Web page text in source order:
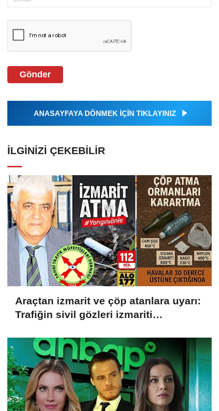
Gönder
ANASAYFAYA DÖNMEK İÇİN TIKLAYINIZ
İLGINIZI ÇEKEBILIR
Araçtan izmarit ve çöp atanlara uyarı:
Trafiğin sivil gözleri izmariti